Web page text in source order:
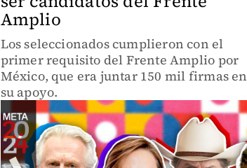
Amplio
Los seleccionados cumplieron con el
primer requisito del Frente Amplio por
México, que era juntar 150 mil firmas en
su apoyo.